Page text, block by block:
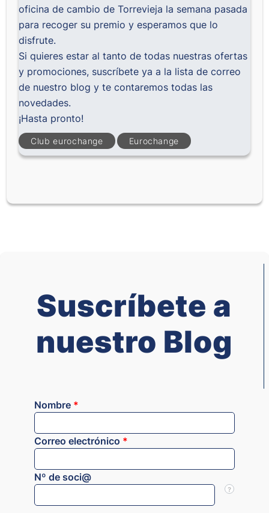
oficina de cambio de Torrevieja la semana pasada
para recoger su premio y esperamos que lo
disfrute.
Si quieres estar al tanto de todas nuestras ofertas
y promociones, suscríbete ya a la lista de correo
de nuestro blog y te contaremos todas las
novedades.
¡Hasta pronto!
Club eurochange Eurochange
Suscríbete a
nuestro Blog
Nombre *
Correo electrónico *
Nº de soci@
?